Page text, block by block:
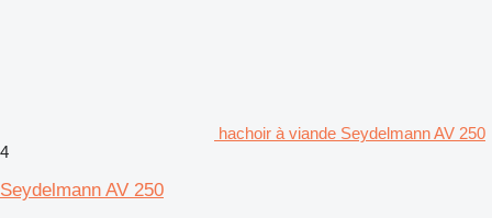
hachoir à viande Seydelmann AV 250
4
Seydelmann AV 250